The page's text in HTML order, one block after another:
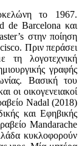
το 1967.
de Barcelona και
στην ποίηση
Πριν περάσει
τη λογοτεχνική
γραφής
Βασική του
οι οικογενειακοί
Nadal (2018)
και Εφηβικής
Mandarache
κυκλοφορούν